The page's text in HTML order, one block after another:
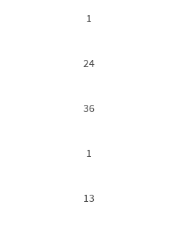
1
24
36
1
13